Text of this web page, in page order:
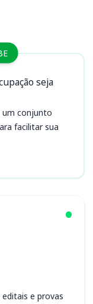
seja
um conjunto
facilitar sua
e provas